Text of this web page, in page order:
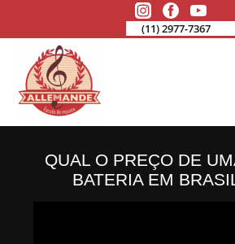
(11) 2977-7367
QUAL O PREÇO DE
BATERIA EM